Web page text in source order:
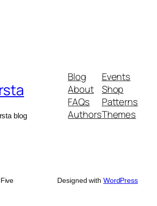
blog
Blog
About
FAQs
Authors
Events
Shop
Patterns
Themes
Designed with WordPress